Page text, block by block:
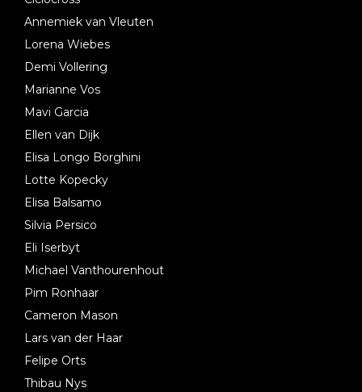
Annemiek van Vleuten
Lorena Wiebes
Demi Vollering
Marianne Vos
Mavi Garcia
Ellen van Dijk
Elisa Longo Borghini
Lotte Kopecky
Elisa Balsamo
Silvia Persico
Eli Iserbyt
Michael Vanthourenhout
Pim Ronhaar
Cameron Mason
Lars van der Haar
Felipe Orts
Thibau Nys